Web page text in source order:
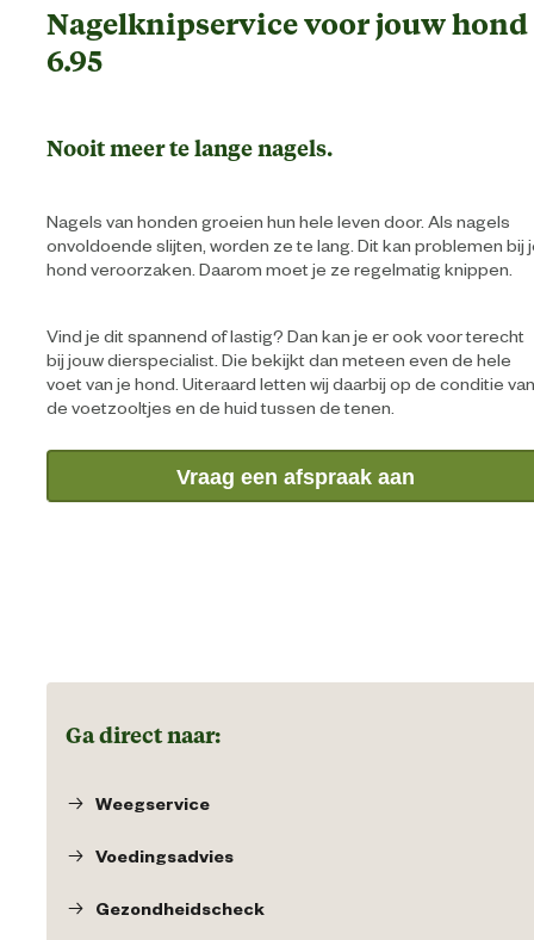
Nagelknipservice voor jouw hond
6.95
Nooit meer te lange nagels.
Nagels van honden groeien hun hele leven door. Als nagels
onvoldoende slijten, worden ze te lang. Dit kan problemen bij
hond veroorzaken. Daarom moet je ze regelmatig knippen.
Vind je dit spannend of lastig? Dan kan je er ook voor terecht
bij jouw dierspecialist. Die bekijkt dan meteen even de hele
voet van je hond. Uiteraard letten wij daarbij op de conditie van
de voetzooltjes en de huid tussen de tenen.
Vraag een afspraak aan
Ga direct naar:
Weegservice
Voedingsadvies
Gezondheidscheck